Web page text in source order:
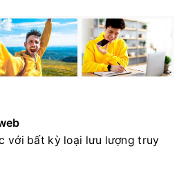
với bất kỳ loại lưu lượng truy